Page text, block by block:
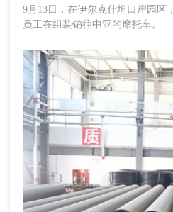
9月13日，在伊尔克什坦口岸园区
员工在组装销往中亚的摩托车。